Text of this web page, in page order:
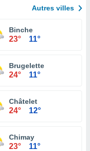
Autres villes
Binche
23° 11°
Brugelette
24° 11°
Châtelet
24° 12°
Chimay
23° 11°